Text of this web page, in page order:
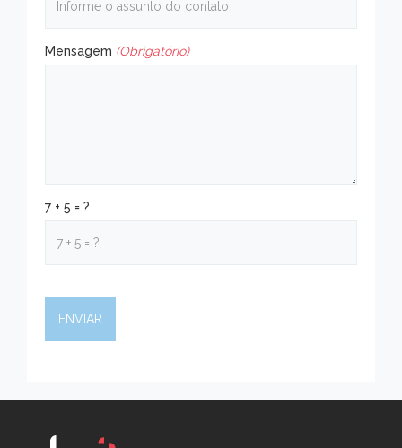
Mensagem (Obrigatório)
7 + 5 = ?